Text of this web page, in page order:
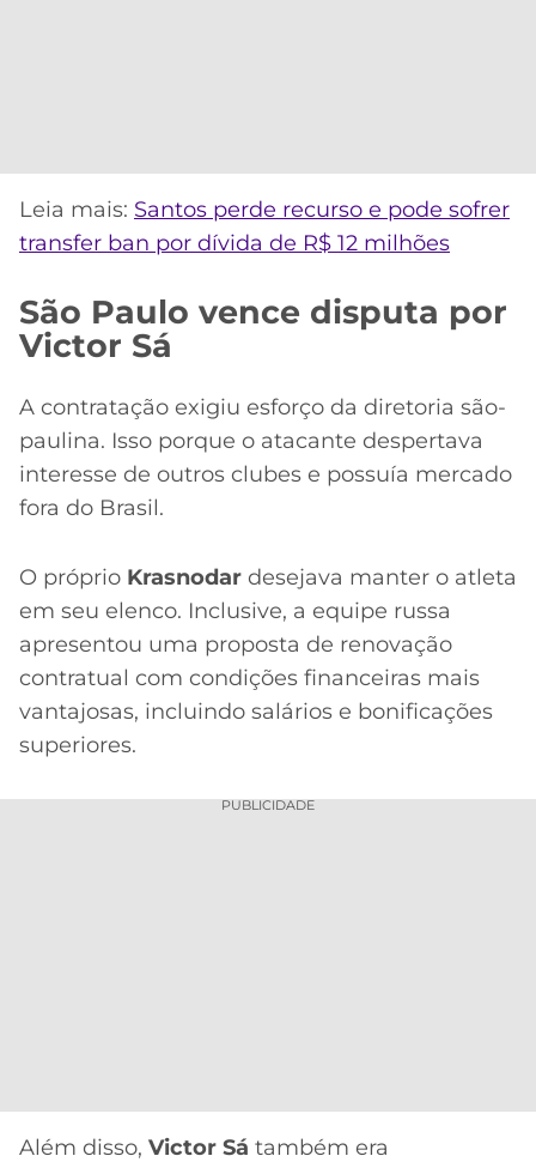
Leia mais: Santos perde recurso e pode sofrer
transfer ban por dívida de R$ 12 milhões
São Paulo vence disputa por
Victor Sá
A contratação exigiu esforço da diretoria são-
paulina. Isso porque o atacante despertava
interesse de outros clubes e possuía mercado
fora do Brasil.
O próprio Krasnodar desejava manter o atleta
em seu elenco. Inclusive, a equipe russa
apresentou uma proposta de renovação
contratual com condições financeiras mais
vantajosas, incluindo salários e bonificações
superiores.
PUBLICIDADE
Além disso, Victor Sá também era